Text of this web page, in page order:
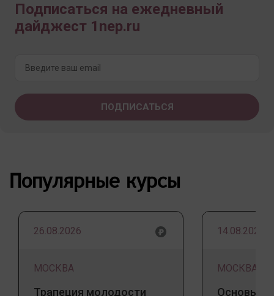
Подписаться на ежедневный
дайджест 1nep.ru
Популярные курсы
26.08.2026
МОСКВА
Трапеция молодости
14.08.2026
МОСКВА
Основы